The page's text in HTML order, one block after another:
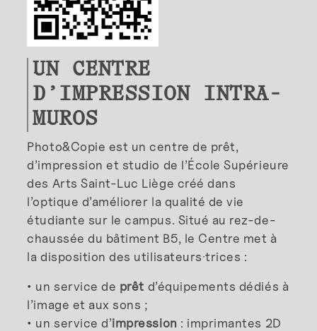
UN CENTRE
D’IMPRESSION INTRA-
MUROS
Photo&Copie est un centre de prêt,
d’impression et studio de l’École Supérieure
des Arts Saint-Luc Liège créé dans
l’optique d’améliorer la qualité de vie
étudiante sur le campus. Situé au rez-de-
chaussée du bâtiment B5, le Centre met à
la disposition des utilisateurs·trices :
• un service de prêt d’équipements dédiés à
l’image et aux sons ;
• un service d’impression : imprimantes 2D